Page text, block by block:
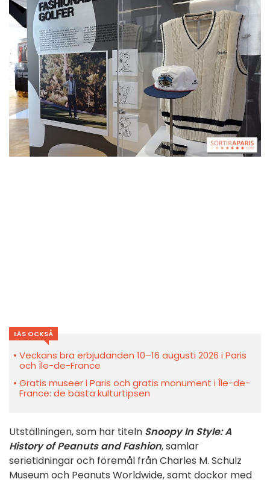
LÄS OCKSÅ
Veckans bra erbjudanden 10–16 augusti 2026 i Paris
och Île-de-France
Gratis museer i Paris och gratis monument i Île-de-
France: de bästa kulturtipsen
Utställningen, som har titeln Snoopy In Style: A
History of Peanuts and Fashion, samlar
serietidningar och föremål från Charles M. Schulz
Museum och Peanuts Worldwide, samt dockor med